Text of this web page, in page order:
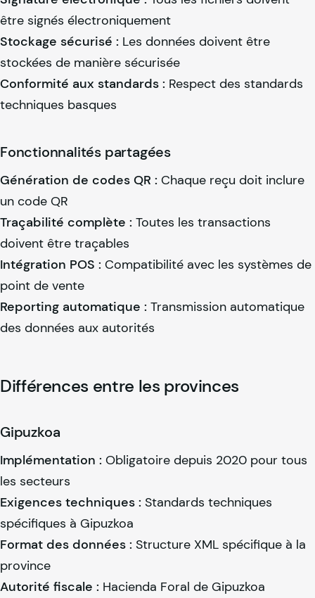
être signés électroniquement
Stockage sécurisé : Les données doivent être
stockées de manière sécurisée
Conformité aux standards : Respect des standards
techniques basques
Fonctionnalités partagées
Génération de codes QR : Chaque reçu doit inclure
un code QR
Traçabilité complète : Toutes les transactions
doivent être traçables
Intégration POS : Compatibilité avec les systèmes de
point de vente
Reporting automatique : Transmission automatique
des données aux autorités
Différences entre les provinces
Gipuzkoa
Implémentation : Obligatoire depuis 2020 pour tous
les secteurs
Exigences techniques : Standards techniques
spécifiques à Gipuzkoa
Format des données : Structure XML spécifique à la
province
Autorité fiscale : Hacienda Foral de Gipuzkoa